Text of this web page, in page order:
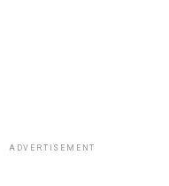
ADVERTISEMENT